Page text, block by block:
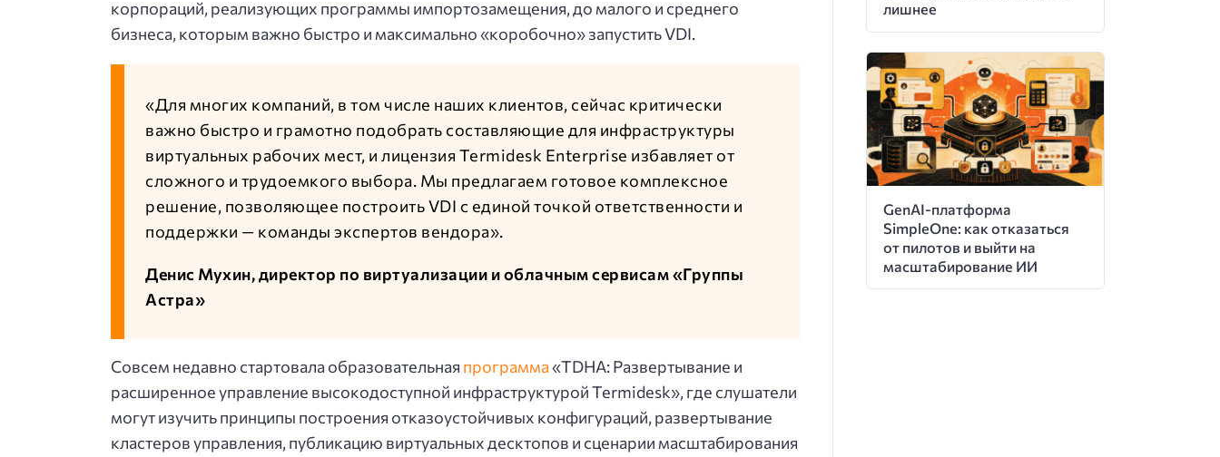
корпораций, реализующих программы импортозамещения, до малого и среднего
бизнеса, которым важно быстро и максимально «коробочно» запустить VDI.
«Для многих компаний, в том числе наших клиентов, сейчас критически
важно быстро и грамотно подобрать составляющие для инфраструктуры
виртуальных рабочих мест, и лицензия Termidesk Enterprise избавляет от
сложного и трудоемкого выбора. Мы предлагаем готовое комплексное
решение, позволяющее построить VDI с единой точкой ответственности и
поддержки — команды экспертов вендора».
Денис Мухин, директор по виртуализации и облачным сервисам «Группы
Астра»
Совсем недавно стартовала образовательная программа«TDHA: Развертывание и
расширенное управление высокодоступной инфраструктурой Termidesk», где слушатели
могут изучить принципы построения отказоустойчивых конфигураций, развертывание
кластеров управления, публикацию виртуальных десктопов и сценарии масштабирования
лишнее
GenAI-платформа
SimpleOne: как отказаться
от пилотов и выйти на
масштабирование ИИ